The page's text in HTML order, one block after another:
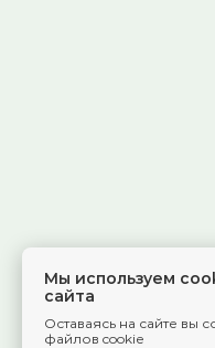
Мы используем
сайта
Оставаясь на сайте вы
файлов cookie